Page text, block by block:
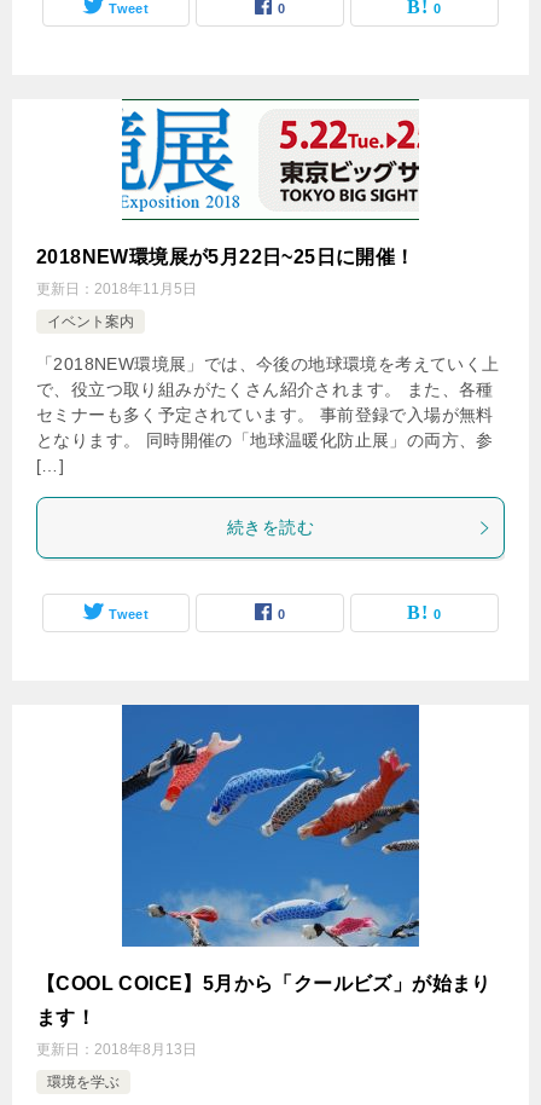
Tweet 0 0
2018NEW環境展が5月22日~25日に開催！
更新日： 2018年11月5日
イベント案内
「2018NEW環境展」では、今後の地球環境を考えていく上
で、役立つ取り組みがたくさん紹介されます。 また、各種
セミナーも多く予定されています。 事前登録で入場が無料
となります。 同時開催の「地球温暖化防止展」の両方、参
[…]
続きを読む
Tweet 0 0
【COOL COICE】5月から「クールビズ」が始まり
ます！
更新日： 2018年8月13日
環境を学ぶ